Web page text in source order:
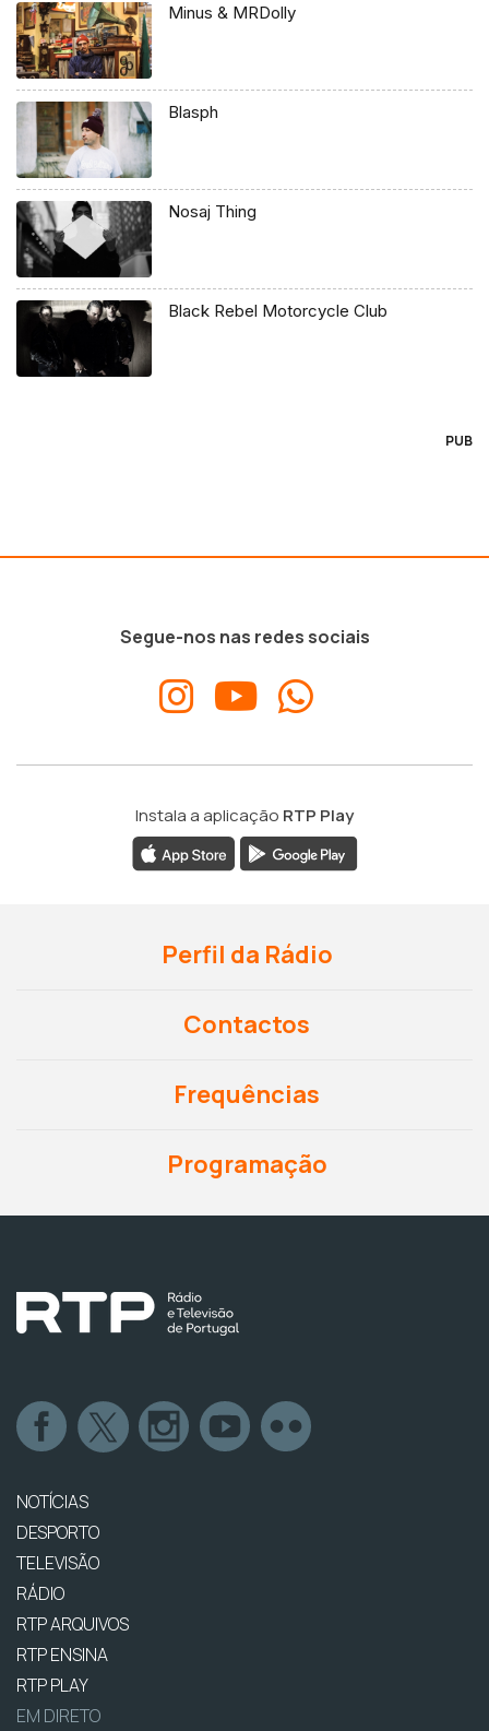
Minus & MRDolly
Blasph
Nosaj Thing
Black Rebel Motorcycle Club
PUB
Segue-nos nas redes sociais
Instala a aplicação RTP Play
Perfil da Rádio
Contactos
Frequências
Programação
NOTÍCIAS
DESPORTO
TELEVISÃO
RÁDIO
RTP ARQUIVOS
RTP ENSINA
RTP PLAY
EM DIRETO